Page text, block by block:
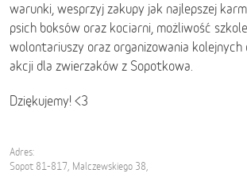
warunki, wesprzyj zakupy jak najlepszej
psich boksów oraz kociarni, możliwość
wolontariuszy oraz organizowania kolejnych
akcji dla zwierzaków z Sopotkowa.
Dziękujemy! <3
Adres:
Sopot 81-817, Malczewskiego 38,